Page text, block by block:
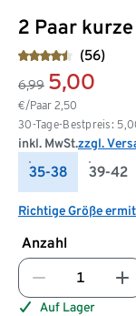
2 Paar
(56)
6,99 5,00
€/Paar 2,50
30-Tage-Bestpreis:
inkl. MwSt.zzgl.
35-38 39-42
Richtige Größe
Anzahl
Auf Lager